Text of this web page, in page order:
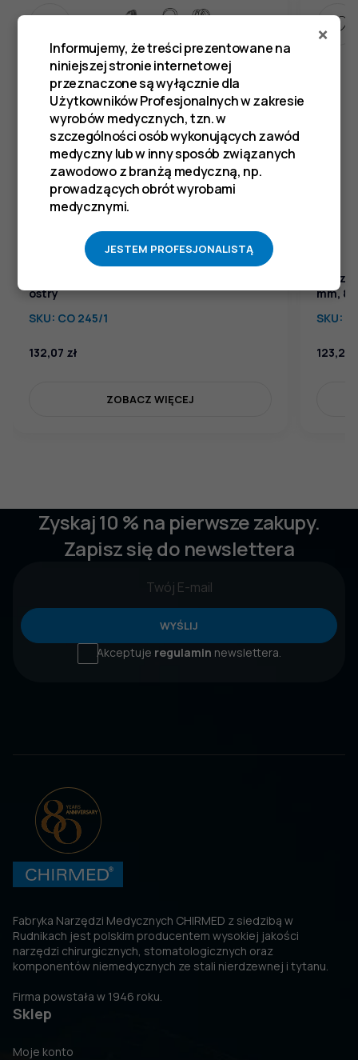
ostry
SKU: CO 245/1
132,07 zł
ZOBACZ WIĘCEJ
mm,
SKU:
123,26
Zyskaj 10 % na pierwsze zakupy.
Zapisz się do newslettera
WYŚLIJ
Akceptuje regulamin newslettera.
Fabryka Narzędzi Medycznych CHIRMED z siedzibą w
Rudnikach jest polskim producentem wysokiej jakości
narzędzi chirurgicznych, stomatologicznych oraz
komponentów niemedycznych ze stali nierdzewnej i tytanu.
Firma powstała w 1946 roku.
Sklep
Moje konto
×
Informujemy, że treści prezentowane na
niniejszej stronie internetowej
przeznaczone są wyłącznie dla
Użytkowników Profesjonalnych w zakresie
wyrobów medycznych, tzn. w
szczególności osób wykonujących zawód
medyczny lub w inny sposób związanych
zawodowo z branżą medyczną, np.
prowadzących obrót wyrobami
medycznymi.
JESTEM PROFESJONALISTĄ